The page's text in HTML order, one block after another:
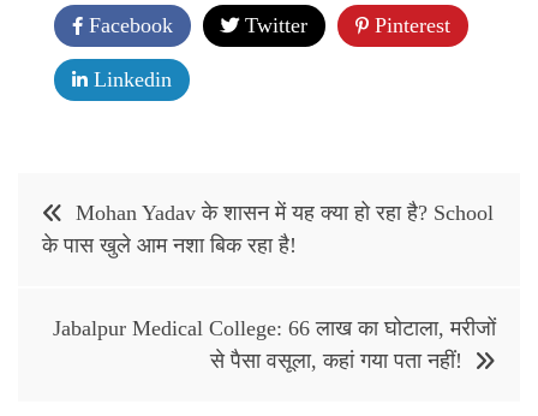
Facebook Twitter Pinterest
Linkedin
Post
navigation
Mohan Yadav के शासन में यह क्या हो रहा है? School
के पास खुले आम नशा बिक रहा है!
Jabalpur Medical College: 66 लाख का घोटाला, मरीजों
से पैसा वसूला, कहां गया पता नहीं!